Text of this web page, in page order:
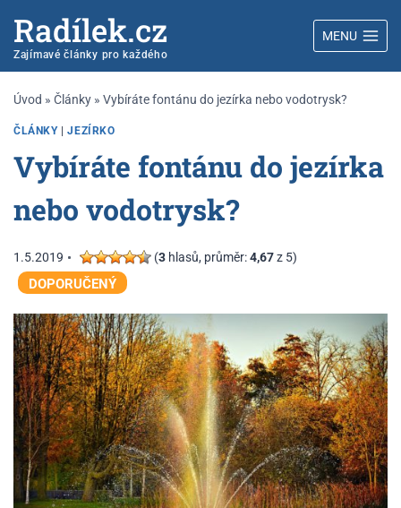
Radílek.cz
Zajímavé články pro každého
MENU
Úvod » Články » Vybíráte fontánu do jezírka nebo vodotrysk?
ČLÁNKY|JEZÍRKO
Vybíráte fontánu do jezírka
nebo vodotrysk?
1.5.2019 (3hlasů, průměr:4,67z 5)